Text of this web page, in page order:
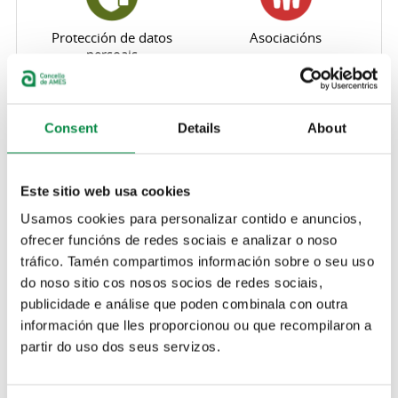
Consent Details About
Este sitio web usa cookies
Usamos cookies para personalizar contido e anuncios,
ofrecer funcións de redes sociais e analizar o noso
tráfico. Tamén compartimos información sobre o seu uso
do noso sitio cos nosos socios de redes sociais,
publicidade e análise que poden combinala con outra
información que lles proporcionou ou que recompilaron a
partir do uso dos seus servizos.
Protección de datos
persoais
Asociacións
Muiños
Os muíños son edificacións que constan dunha
canalización de auga cunha presa, unha canle e un
cubo, un sistema de aparellos artellados para
conducir o gran como son a trabe, os paos de
moenga, a quenlla e o cacarexo e, finalmente, unha
moa rotatoria para trituralo e convertelo en fariña.